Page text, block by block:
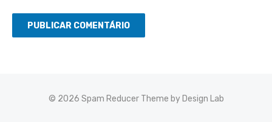
© 2026 Spam ReducerTheme by Design Lab